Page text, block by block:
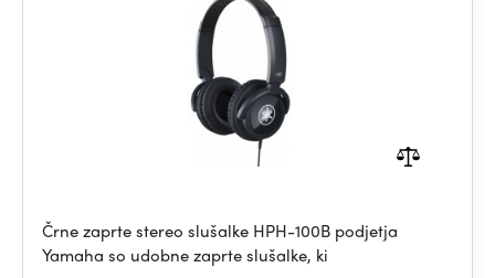
Črne zaprte stereo slušalke HPH-100B podjetja
Yamaha so udobne zaprte slušalke, ki